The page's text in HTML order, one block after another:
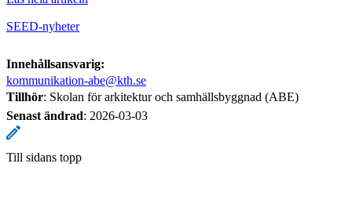
SEED-nyheter
Innehållsansvarig:
kommunikation-abe@kth.se
Tillhör: Skolan för arkitektur och samhällsbyggnad (ABE)
Senast ändrad: 2026-03-03
Till sidans topp